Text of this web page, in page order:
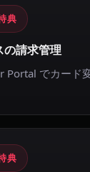
典
の請求管理
Portal でカード
典